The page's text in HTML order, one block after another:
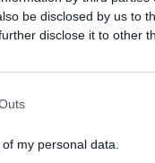
be disclosed by us to
disclose it to other
my personal data.
μιλήσει στο
συγκεκριμένα στο
το Just the 2 of us!